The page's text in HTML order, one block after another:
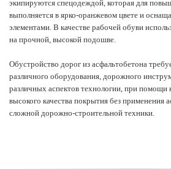
экипируются спецодеждой, которая для
выполняется в ярко-оранжевом цвете и
элементами. В качестве рабочей обуви
на прочной, высокой подошве.
Обустройство дорог из асфальтобетона
различного оборудования, дорожного
различных аспектов технологии, при
высокого качества покрытия без применения
сложной дорожно-строительной техники.